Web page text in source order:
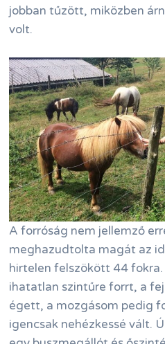
jobban tűzött, miközben
volt.
A forróság nem jellemző
meghazudtolta magát az
hirtelen felszökött 44
ihatatlan szintűre forrt, a
égett, a mozgásom pedig
igencsak nehézkessé vált.